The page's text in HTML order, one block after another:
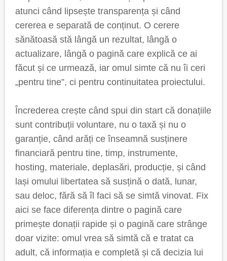
atunci când lipsește transparența și când
cererea e separată de conținut. O cerere
sănătoasă stă lângă un rezultat, lângă o
actualizare, lângă o pagină care explică ce ai
făcut și ce urmează, iar omul simte că nu îi ceri
„pentru tine”, ci pentru continuitatea proiectului.
Încrederea crește când spui din start că donațiile
sunt contribuții voluntare, nu o taxă și nu o
garanție, când arăți ce înseamnă susținere
financiară pentru tine, timp, instrumente,
hosting, materiale, deplasări, producție, și când
lași omului libertatea să susțină o dată, lunar,
sau deloc, fără să îl faci să se simtă vinovat. Fix
aici se face diferența dintre o pagină care
primește donații rapide și o pagină care strânge
doar vizite: omul vrea să simtă că e tratat ca
adult, că informația e completă și că decizia lui